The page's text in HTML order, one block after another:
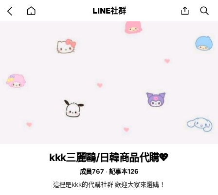
back LINE社群 share
kkk三麗鷗/日韓商品代購💖
成員767
記事本126
這裡是kkk的代購社群 歡迎大家來選購！